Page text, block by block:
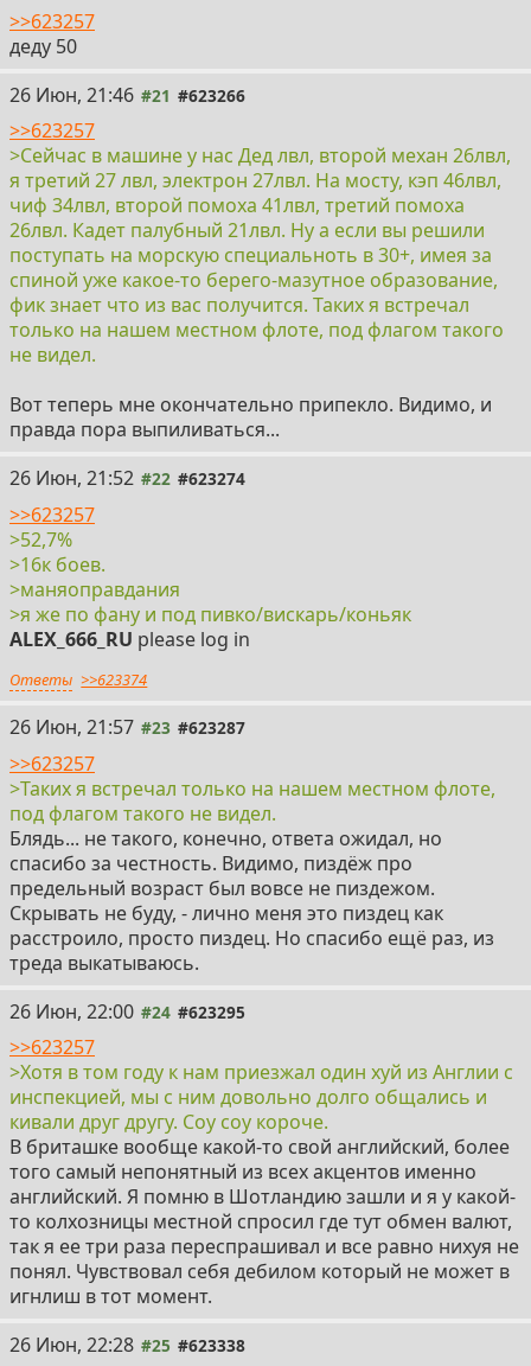
>>623257
деду 50
26 Июн, 21:46 #21 #623266
>>623257
>Сейчас в машине у нас Дед лвл, второй механ 26лвл,
я третий 27 лвл, электрон 27лвл. На мосту, кэп 46лвл,
чиф 34лвл, второй помоха 41лвл, третий помоха
26лвл. Кадет палубный 21лвл. Ну а если вы решили
поступать на морскую специальноть в 30+, имея за
спиной уже какое-то берего-мазутное образование,
фик знает что из вас получится. Таких я встречал
только на нашем местном флоте, под флагом такого
не видел.
Вот теперь мне окончательно припекло. Видимо, и
правда пора выпиливаться...
26 Июн, 21:52 #22 #623274
>>623257
>52,7%
>16к боев.
>маняоправдания
>я же по фану и под пивко/вискарь/коньяк
ALEX_666_RU please log in
Ответы >>623374
26 Июн, 21:57 #23 #623287
>>623257
>Таких я встречал только на нашем местном флоте,
под флагом такого не видел.
Блядь... не такого, конечно, ответа ожидал, но
спасибо за честность. Видимо, пиздёж про
предельный возраст был вовсе не пиздежом.
Скрывать не буду, - лично меня это пиздец как
расстроило, просто пиздец. Но спасибо ещё раз, из
треда выкатываюсь.
26 Июн, 22:00 #24 #623295
>>623257
>Хотя в том году к нам приезжал один хуй из Англии с
инспекцией, мы с ним довольно долго общались и
кивали друг другу. Соу соу короче.
В бриташке вообще какой-то свой английский, более
того самый непонятный из всех акцентов именно
английский. Я помню в Шотландию зашли и я у какой-
то колхозницы местной спросил где тут обмен валют,
так я ее три раза переспрашивал и все равно нихуя не
понял. Чувствовал себя дебилом который не может в
игнлиш в тот момент.
26 Июн, 22:28 #25 #623338